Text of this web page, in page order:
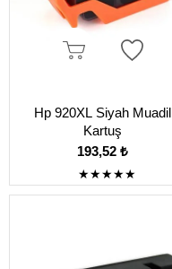
Hp 920XL Siyah Muadil
Kartuş
★★★★★
193,52 ₺